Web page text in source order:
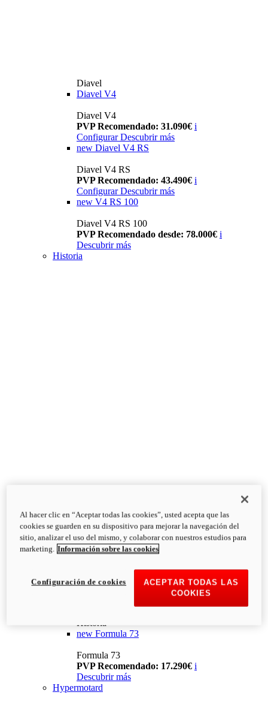
Diavel
Diavel V4
Diavel V4
PVP Recomendado: 31.090€ i
Configurar Descubrir más
new Diavel V4 RS
Diavel V4 RS
PVP Recomendado: 43.490€ i
Configurar Descubrir más
new V4 RS 100
Diavel V4 RS 100
PVP Recomendado desde: 78.000€ i
Descubrir más
Historia
Historia
new Formula 73
Formula 73
PVP Recomendado: 17.290€ i
Descubrir más
Hypermotard
Al hacer clic en “Aceptar todas las cookies”, usted acepta que las
cookies se guarden en su dispositivo para mejorar la navegación del
sitio, analizar el uso del mismo, y colaborar con nuestros estudios para
marketing. Información sobre las cookies
ACEPTAR TODAS LAS
COOKIES
Configuración de cookies